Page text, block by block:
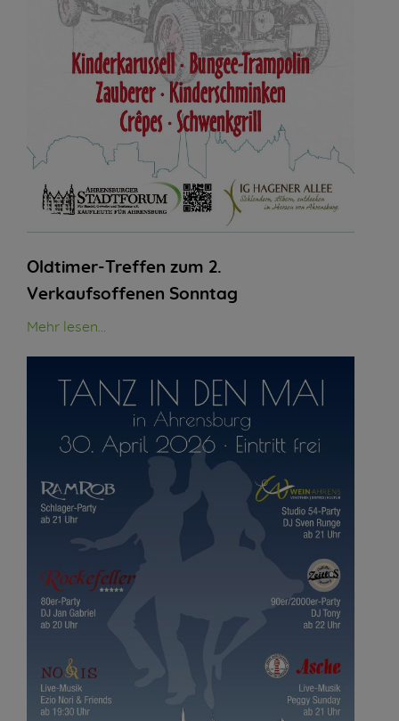
Oldtimer-Treffen zum 2.
Verkaufsoffenen Sonntag
Mehr lesen...